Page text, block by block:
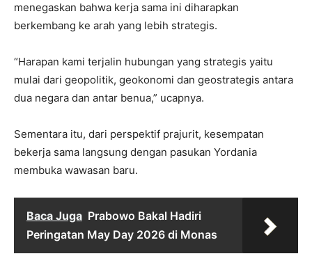
menegaskan bahwa kerja sama ini diharapkan
berkembang ke arah yang lebih strategis.
“Harapan kami terjalin hubungan yang strategis yaitu
mulai dari geopolitik, geokonomi dan geostrategis antara
dua negara dan antar benua,” ucapnya.
Sementara itu, dari perspektif prajurit, kesempatan
bekerja sama langsung dengan pasukan Yordania
membuka wawasan baru.
Baca Juga Prabowo Bakal Hadiri
Peringatan May Day 2026 di Monas